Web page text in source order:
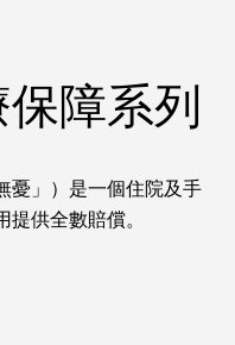
障系列
憂」）是一個住院及手
供全數賠償。